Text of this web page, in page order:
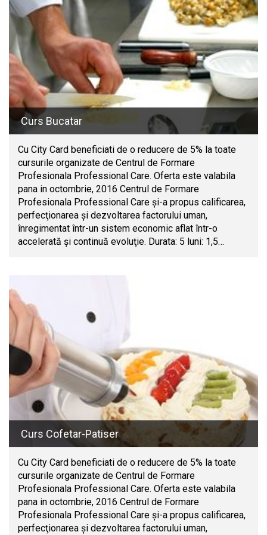
Curs Bucatar
Cu City Card beneficiati de o reducere de 5% la toate
cursurile organizate de Centrul de Formare
Profesionala Professional Care. Oferta este valabila
pana in octombrie, 2016 Centrul de Formare
Profesionala Professional Care şi-a propus calificarea,
perfecţionarea şi dezvoltarea factorului uman,
înregimentat într-un sistem economic aflat într-o
accelerată şi continuă evoluţie. Durata: 5 luni: 1,5…
Curs Cofetar-Patiser
Cu City Card beneficiati de o reducere de 5% la toate
cursurile organizate de Centrul de Formare
Profesionala Professional Care. Oferta este valabila
pana in octombrie, 2016 Centrul de Formare
Profesionala Professional Care şi-a propus calificarea,
perfecţionarea şi dezvoltarea factorului uman,